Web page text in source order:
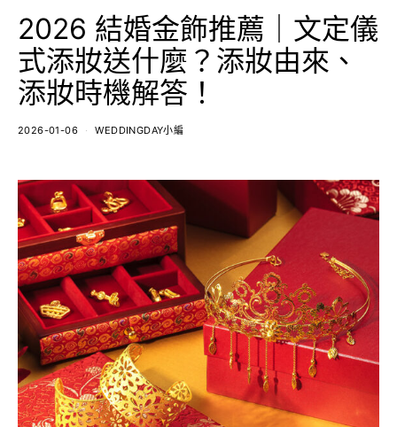
2026 結婚金飾推薦｜文定儀
式添妝送什麼？添妝由來、
添妝時機解答！
2026-01-06 WEDDINGDAY小編